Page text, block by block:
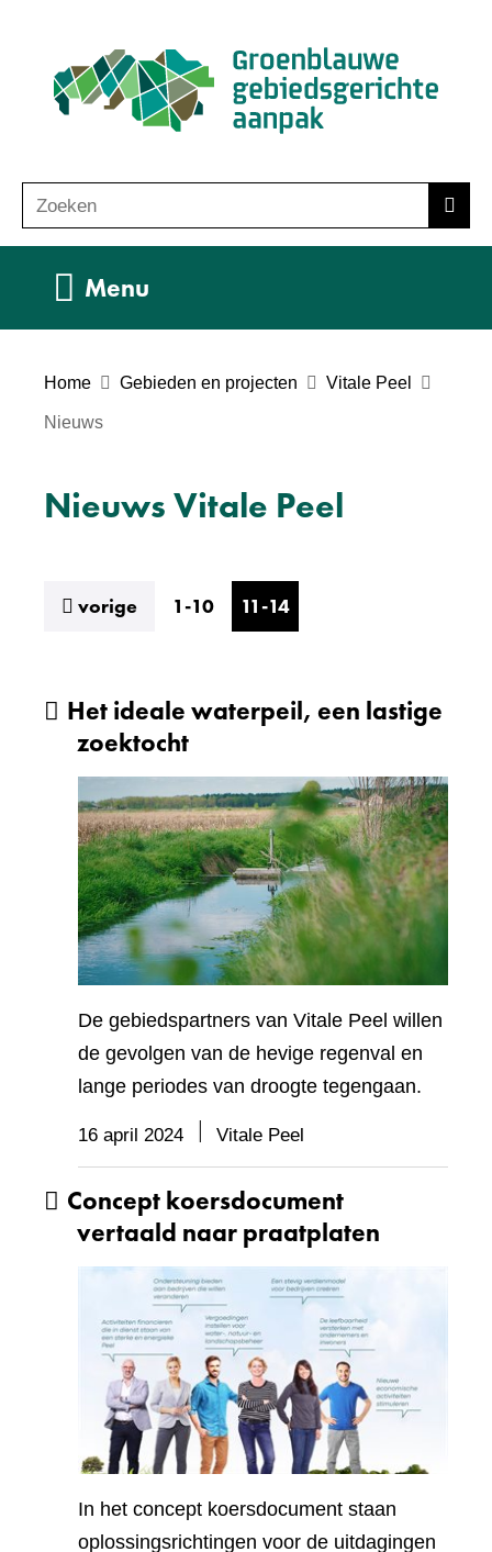
naar
de
inhoud
o
e
Zoeken
Menu
Home Gebieden en projecten Vitale Peel
Nieuws
Nieuws Vitale Peel
vorigeresultaten
1-10 11-14
Het ideale waterpeil, een lastige
zoektocht
De gebiedspartners van Vitale Peel willen
de gevolgen van de hevige regenval en
lange periodes van droogte tegengaan.
16 april 2024 Vitale Peel
Concept koersdocument
vertaald naar praatplaten
In het concept koersdocument staan
oplossingsrichtingen voor de uitdagingen